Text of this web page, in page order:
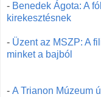
- Benedek Ágota: A
kirekesztésnek
- Üzent az MSZP: A
minket a bajból
- A Trianon Múzeum